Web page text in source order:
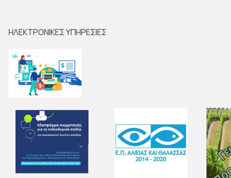
ΗΛΕΚΤΡΟΝΙΚΕΣ ΥΠΗΡΕΣΙΕΣ